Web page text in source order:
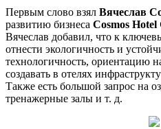
Первым слово взял Вячеслав
развитию бизнеса Cosmos
Вячеслав добавил, что к
отнести экологичность и
технологичность, ориентацию
создавать в отелях
Также есть большой запрос на
тренажерные залы и т. д.